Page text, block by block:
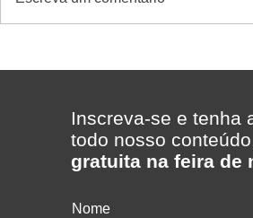
como escolher um excelente
caso Supermercado Madi
com a Telecon Software &
Gestão
Inscreva-se e tenha
todo nosso
gratuita na feira de
Nome